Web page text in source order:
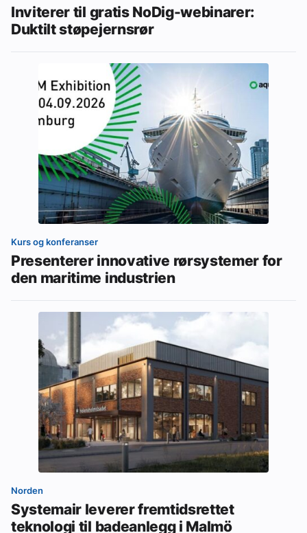
Inviterer til gratis NoDig-webinarer:
Duktilt støpejernsrør
Kurs og konferanser
Presenterer innovative rørsystemer for
den maritime industrien
Norden
Systemair leverer fremtidsrettet
teknologi til badeanlegg i Malmö